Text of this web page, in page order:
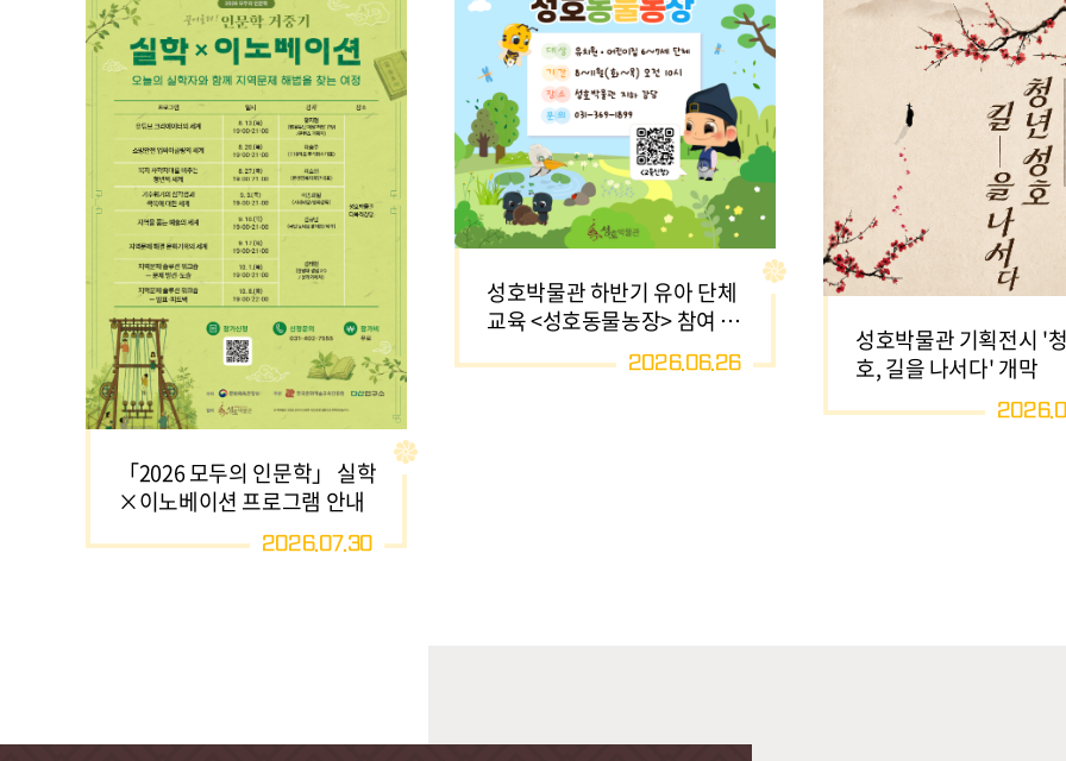
「2026 모두의 인문학」 실학
×이노베이션 프로그램 안내
2026.07.30
성호박물관 하반기 유아 단체
교육 <성호동물농장> 참여 기
2026.06.26
성호박물관 기획전시 '
호, 길을 나서다' 개막